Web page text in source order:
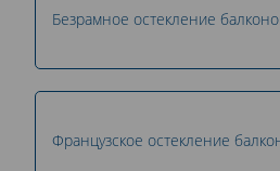
Безрамное остекление
Французское остекление